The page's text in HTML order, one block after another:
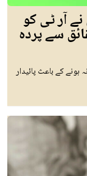
آر ٹی کو
سے پردہ
ہونے کے باعث پائیدار